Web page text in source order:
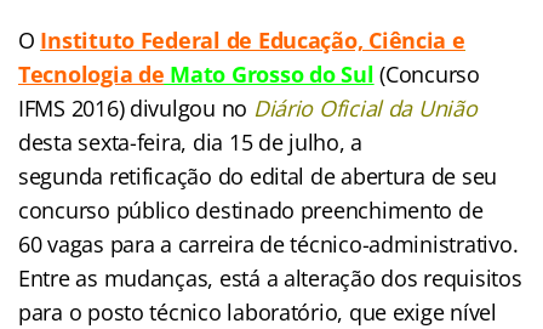
O Instituto Federal de Educação, Ciência e
Tecnologia de Mato Grosso do Sul (Concurso
IFMS 2016) divulgou no Diário Oficial da União
desta sexta-feira, dia 15 de julho, a
segunda retificação do edital de abertura de seu
concurso público destinado preenchimento de
60 vagas para a carreira de técnico-administrativo.
Entre as mudanças, está a alteração dos requisitos
para o posto técnico laboratório, que exige nível